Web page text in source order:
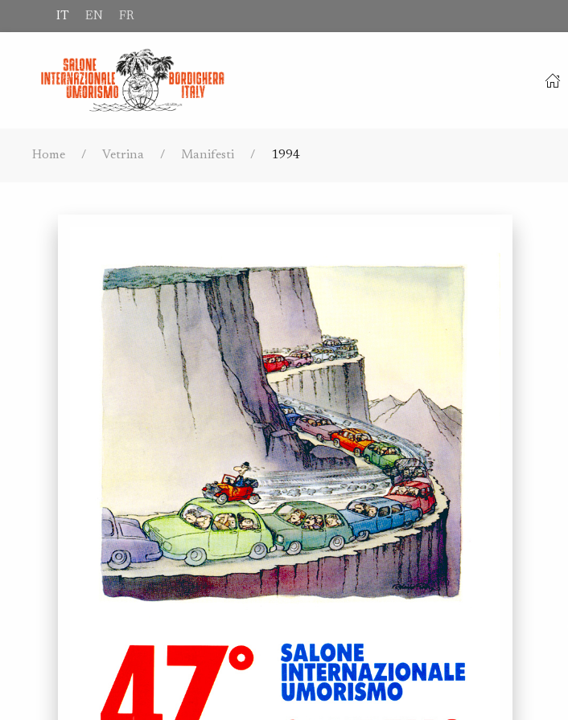
IT EN FR
Home Vetrina Manifesti 1994